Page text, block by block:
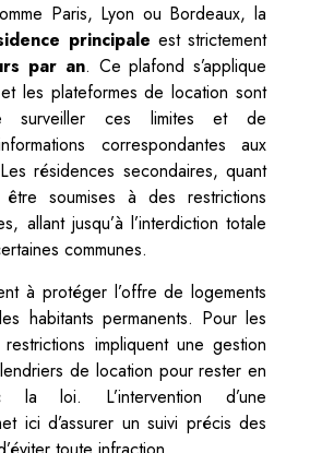
Paris, Lyon ou Bordeaux, la
principale est strictement
par an. Ce plafond s’applique
les plateformes de location sont
surveiller ces limites et de
correspondantes aux
résidences secondaires, quant
soumises à des restrictions
allant jusqu’à l’interdiction totale
communes.
à protéger l’offre de logements
habitants permanents. Pour les
impliquent une gestion
de location pour rester en
la loi. L’intervention d’une
ici d’assurer un suivi précis des